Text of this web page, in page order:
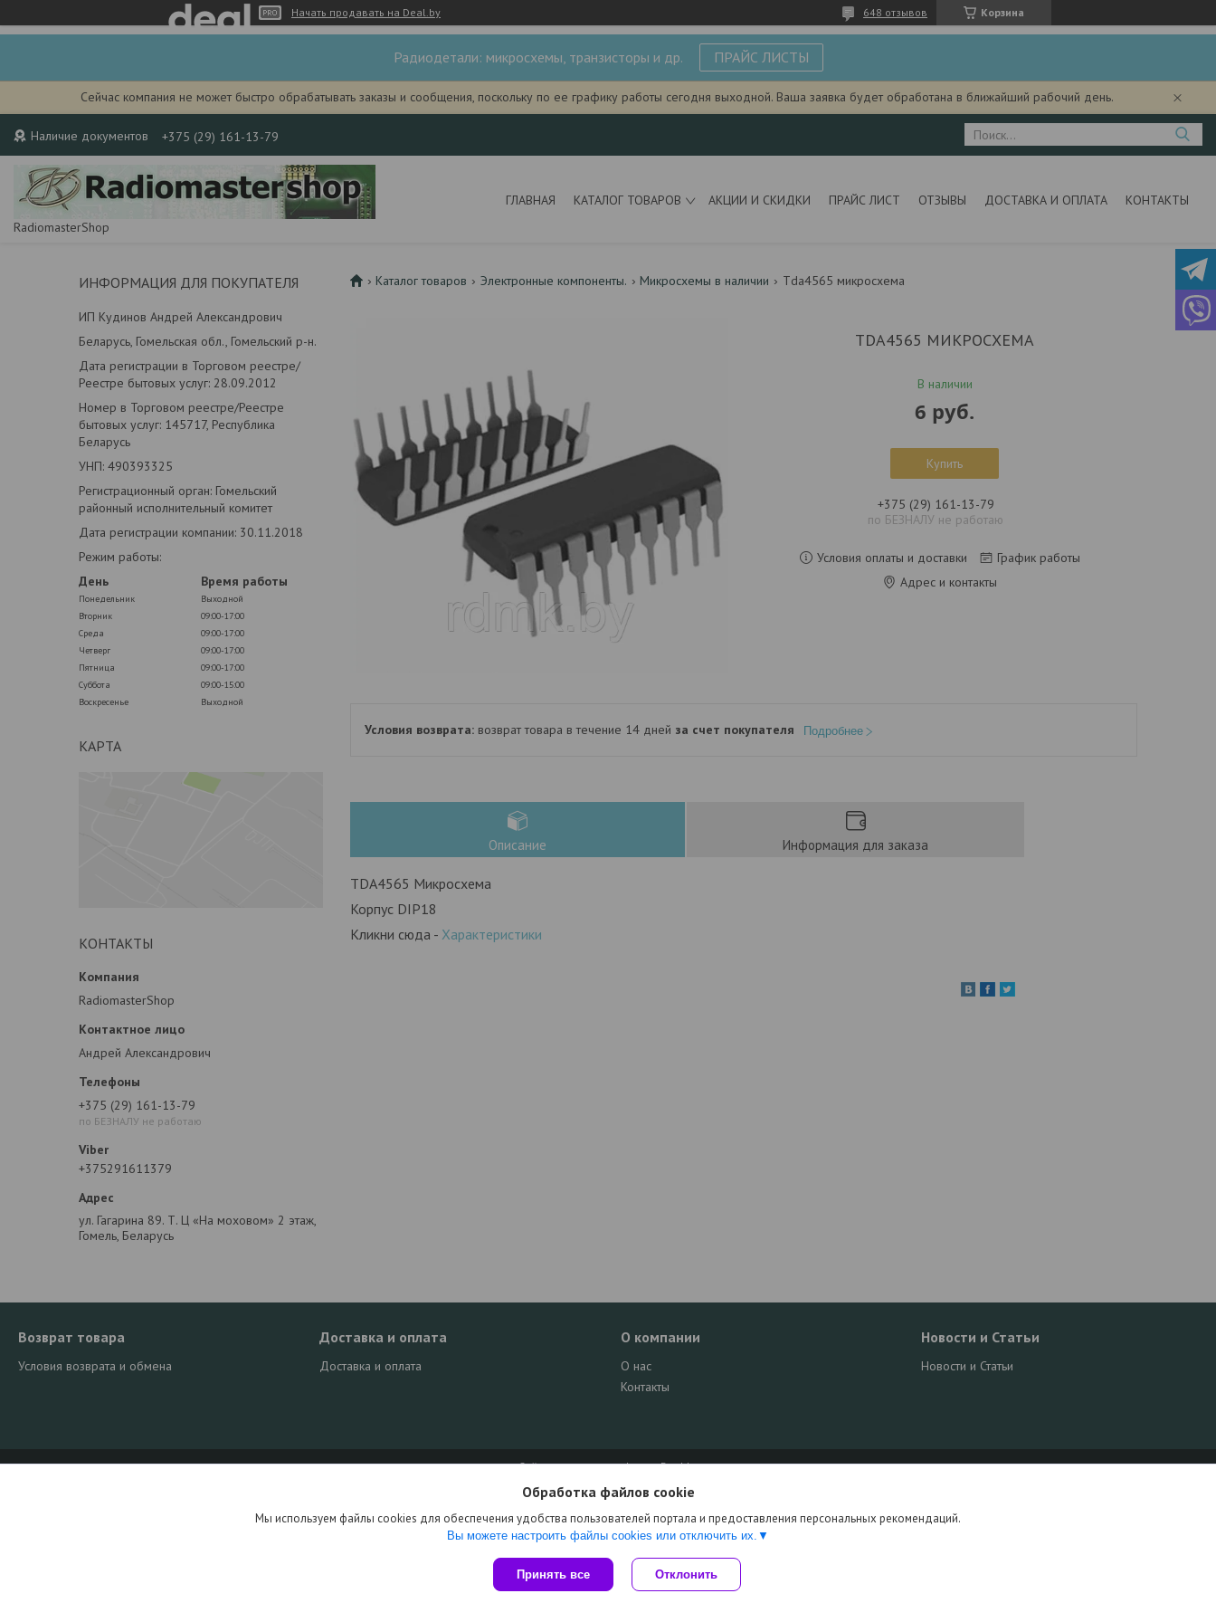
Начать продавать на Deal.by Корзина
648 отзывов
Радиодетали: микросхемы, транзисторы и др. ПРАЙС ЛИСТЫ
Сейчас компания не может быстро обрабатывать заказы и сообщения, поскольку по ее графику работы сегодня выходной. Ваша заявка будет обработана в ближайший рабочий день.
Наличие документов +375 (29) 161-13-79
RadiomasterShop
ГЛАВНАЯ КАТАЛОГ ТОВАРОВ АКЦИИ И СКИДКИ ПРАЙС ЛИСТ ОТЗЫВЫ ДОСТАВКА И ОПЛАТА КОНТАКТЫ
ИНФОРМАЦИЯ ДЛЯ ПОКУПАТЕЛЯ
ИП Кудинов Андрей Александрович
Беларусь, Гомельская обл., Гомельский р-н.
Дата регистрации в Торговом реестре/
Реестре бытовых услуг: 28.09.2012
Номер в Торговом реестре/Реестре
бытовых услуг: 145717, Республика
Беларусь
УНП: 490393325
Регистрационный орган: Гомельский
районный исполнительный комитет
Дата регистрации компании: 30.11.2018
Режим работы:
День
Время работы
Понедельник
Выходной
Вторник
09:00-17:00
Среда
09:00-17:00
Четверг
09:00-17:00
Пятница
09:00-17:00
Суббота
09:00-15:00
Воскресенье
Выходной
КАРТА
КОНТАКТЫ
RadiomasterShop
Андрей Александрович
+375 (29) 161-13-79
по БЕЗНАЛУ не работаю
+375291611379
ул. Гагарина 89. Т. Ц «На моховом» 2 этаж,
Гомель, Беларусь
Каталог товаров Электронные компоненты. Микросхемы в наличии Tda4565 микросхема
TDA4565 МИКРОСХЕМА
В наличии
6 руб.
Купить
+375 (29) 161-13-79
по БЕЗНАЛУ не работаю
Условия оплаты и доставки
График работы
Адрес и контакты
возврат товара в течение 14 дней за счет покупателя Подробнее
Описание Информация для заказа
TDA4565 Микросхема
Корпус DIP18
Кликни сюда - Характеристики
Возврат товара
Условия возврата и обмена
Доставка и оплата
Доставка и оплата
О компании
О нас
Контакты
Новости и Статьи
Новости и Статьи
Сайт создан на платформе Deal.by
Обработка файлов cookie
Мы используем файлы cookies для обеспечения удобства пользователей портала и предоставления персональных рекомендаций.
Вы можете настроить файлы cookies или отключить их.
Принять все Отклонить
RadiomasterShop |Пожаловаться на контент
Select Language ▼